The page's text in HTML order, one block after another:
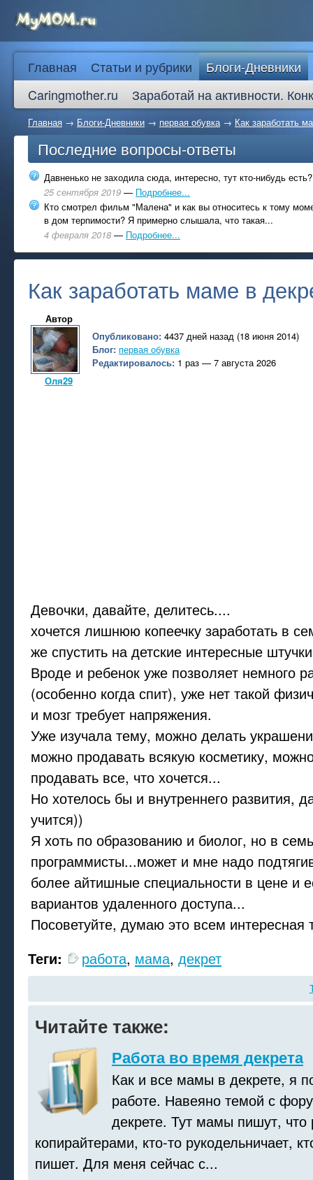
Главная Статьи и рубрики
Блоги-Дневники
Caringmother.ru
Заработай на активности.
Главная → Блоги-Дневники → первая обувка→ Как заработать
Последние вопросы-ответы
Давненько не заходила сюда, интересно, тут кто-нибудь есть?
25 сентября 2019 — Подробнее...
Кто смотрел фильм "Малена" и как вы относитесь к тому
в дом терпимости? Я примерно слышала, что такая...
4 февраля 2018 — Подробнее...
Как заработать маме в
Автор
Оля29
Опубликовано: 4437 дней назад (18 июня 2014)
Блог: первая обувка
Редактировалось: 1 раз — 7 августа 2026
Девочки, давайте, делитесь....
хочется лишнюю копеечку заработать в
же спустить на детские интересные
Вроде и ребенок уже позволяет немного
(особенно когда спит), уже нет такой
и мозг требует напряжения.
Уже изучала тему, можно делать
можно продавать всякую косметику,
продавать все, что хочется...
Но хотелось бы и внутреннего развития,
учится))
Я хоть по образованию и биолог, но в
программисты...может и мне надо
более айтишные специальности в цене и
вариантов удаленного доступа...
Посоветуйте, думаю это всем интересная
Теги:
работа, мама, декрет
Читайте также:
Работа во время декрета
Как и все мамы в декрете, я
работе. Навеяно темой с
декрете. Тут мамы пишут, что
копирайтерами, кто-то рукодельничает,
пишет. Для меня сейчас с...